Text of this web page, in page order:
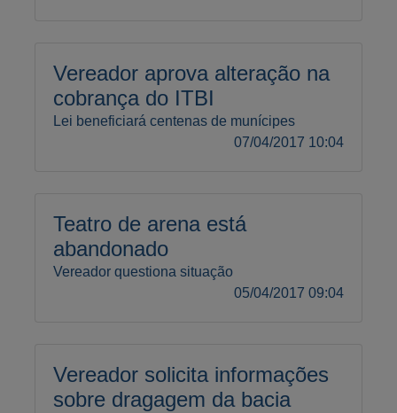
Vereador aprova alteração na
cobrança do ITBI
Lei beneficiará centenas de munícipes
07/04/2017 10:04
Teatro de arena está
abandonado
Vereador questiona situação
05/04/2017 09:04
Vereador solicita informações
sobre dragagem da bacia